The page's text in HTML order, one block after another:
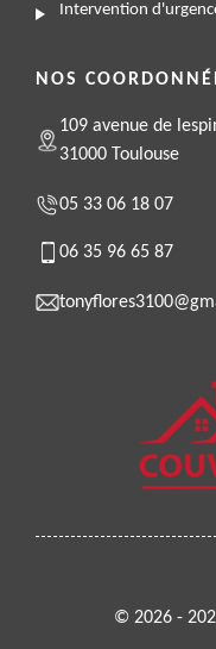
Intervention
NOS
109 avenue de
31000 Toulouse
05 33 06 18 07
06 35 96 65 87
© 2026 -